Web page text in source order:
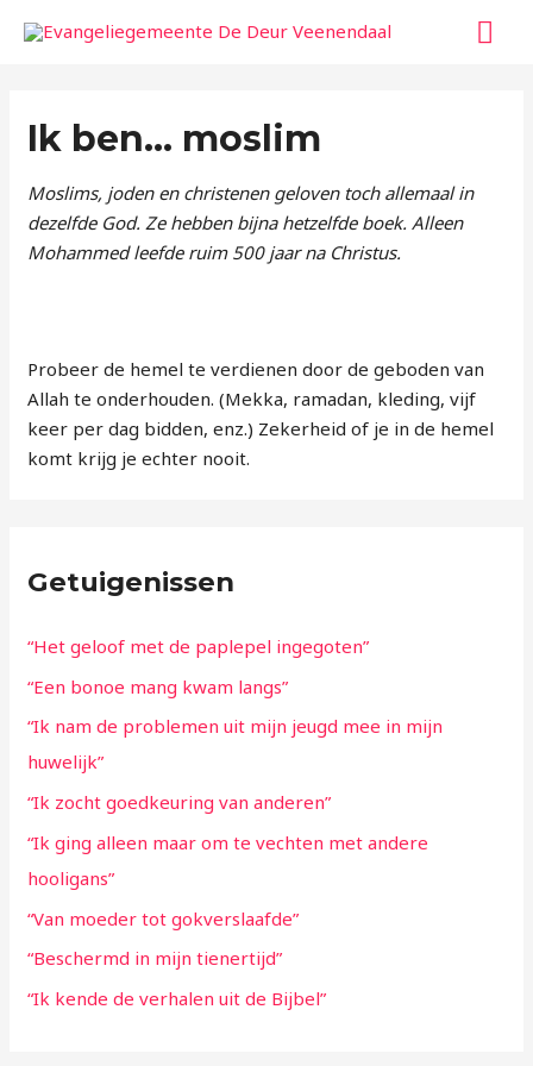
naar
Ik ben… moslim
Moslims, joden en christenen geloven toch allemaal in
dezelfde God. Ze hebben bijna hetzelfde boek. Alleen
Mohammed leefde ruim 500 jaar na Christus.
Probeer de hemel te verdienen door de geboden van
Allah te onderhouden. (Mekka, ramadan, kleding, vijf
keer per dag bidden, enz.) Zekerheid of je in de hemel
komt krijg je echter nooit.
Getuigenissen
“Het geloof met de paplepel ingegoten”
“Een bonoe mang kwam langs”
“Ik nam de problemen uit mijn jeugd mee in mijn
huwelijk”
“Ik zocht goedkeuring van anderen”
“Ik ging alleen maar om te vechten met andere
hooligans”
“Van moeder tot gokverslaafde”
“Beschermd in mijn tienertijd”
“Ik kende de verhalen uit de Bijbel”